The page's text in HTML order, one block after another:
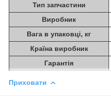
Тип запчастини
Виробник
Вага в упаковці, кг
Країна виробник
Гарантія
Приховати